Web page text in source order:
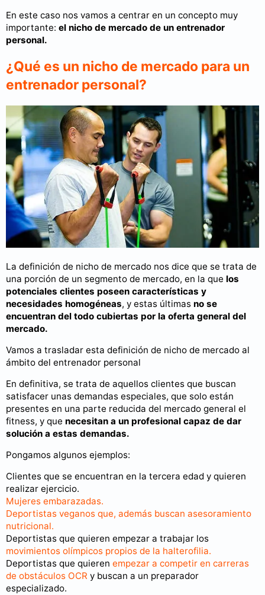
En este caso nos vamos a centrar en un concepto muy
importante: el nicho de mercado de un entrenador
personal.
¿Qué es un nicho de mercado para un
entrenador personal?
La definición de nicho de mercado nos dice que se trata de
una porción de un segmento de mercado, en la que los
potenciales clientes poseen características y
necesidades homogéneas, y estas últimas no se
encuentran del todo cubiertas por la oferta general del
mercado.
Vamos a trasladar esta definición de nicho de mercado al
ámbito del entrenador personal
En definitiva, se trata de aquellos clientes que buscan
satisfacer unas demandas especiales, que solo están
presentes en una parte reducida del mercado general el
fitness, y que necesitan a un profesional capaz de dar
solución a estas demandas.
Pongamos algunos ejemplos:
Clientes que se encuentran en la tercera edad y quieren
realizar ejercicio.
Mujeres embarazadas.
Deportistas veganos que, además buscan asesoramiento
nutricional.
Deportistas que quieren empezar a trabajar los
movimientos olímpicos propios de la halterofilia.
Deportistas que quieren empezar a competir en carreras
de obstáculos OCR y buscan a un preparador
especializado.